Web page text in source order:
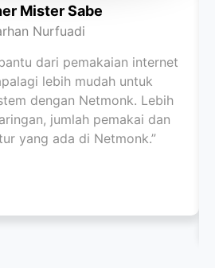
Mister Sabe
Nurfuadi
dari pemakaian internet
lebih mudah untuk
dengan Netmonk. Lebih
jumlah pemakai dan
yang ada di Netmonk.”